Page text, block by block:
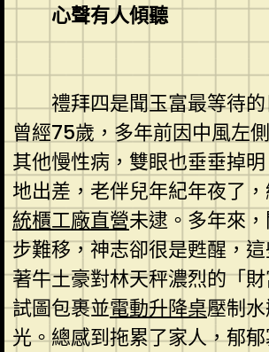
心聲有人傾聽
禮拜四是聞玉富最等待的
曾經75歲，多年前因中風左
其他慢性病，雙眼也垂垂掉
地出差，老伴兒年紀年夜了
統櫃工廠直營未逮。多年來
步難移，神志卻很是甦醒，
著牛土豪對林天秤濃烈的「
試圖包裹並電動升降桌壓制
光。總感到拖累了家人，郁